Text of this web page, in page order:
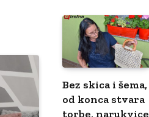
Bez skica i šema,
od konca stvara
torbe, narukvice